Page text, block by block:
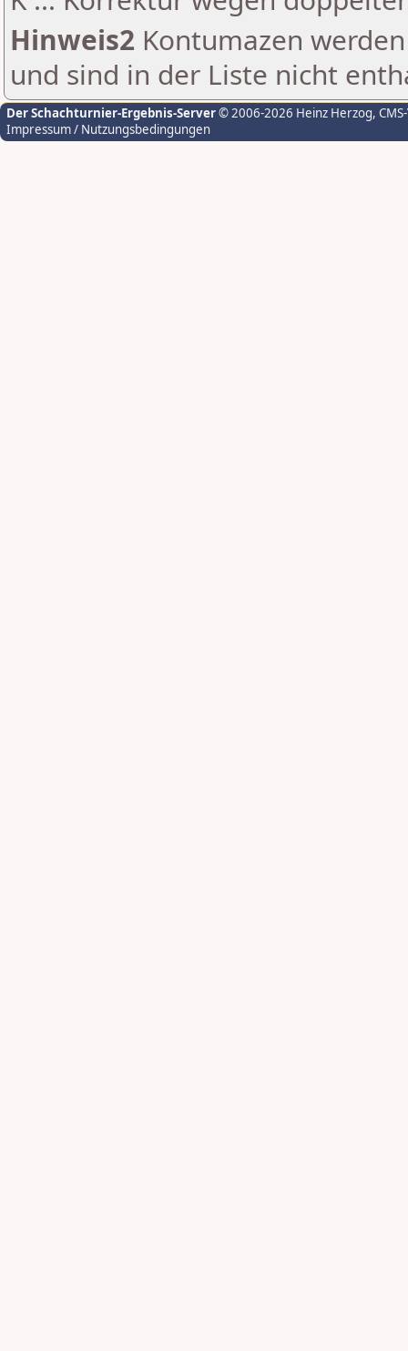
Hinweis2 Kontumazen
und sind in der Liste nicht
Der Schachturnier-Ergebnis-Server© 2006-2026 Heinz Herzog,
Impressum / Nutzungsbedingungen